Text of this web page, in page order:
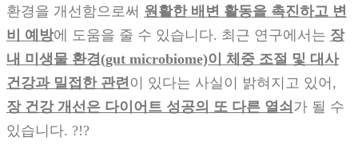
환경을 개선함으로써 원활한 배변 활동을 촉진하고 변
비 예방에 도움을 줄 수 있습니다. 최근 연구에서는 장
내 미생물 환경(gut microbiome)이 체중 조절 및 대사
건강과 밀접한 관련이 있다는 사실이 밝혀지고 있어,
장 건강 개선은 다이어트 성공의 또 다른 열쇠 가 될 수
있습니다. ?!?